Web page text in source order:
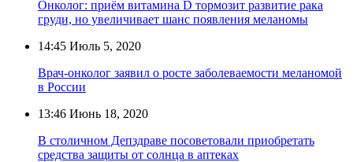
Онколог: приём витамина D тормозит развитие рака
груди, но увеличивает шанс появления меланомы
14:45 Июль 5, 2020
Врач-онколог заявил о росте заболеваемости меланомой
в России
13:46 Июнь 18, 2020
В столичном Депздраве посоветовали приобретать
средства защиты от солнца в аптеках